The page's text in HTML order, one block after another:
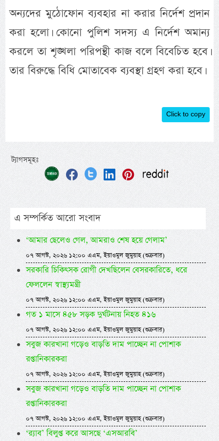
অন্যদের মুঠোফোন ব্যবহার না করার নির্দেশ প্রদান
করা হলো। কোনো পুলিশ সদস্য এ নির্দেশ অমান্য
করলে তা শৃঙ্খলা পরিপন্থী কাজ বলে বিবেচিত হবে।
তার বিরুদ্ধে বিধি মোতাবেক ব্যবস্থা গ্রহণ করা হবে।
Click to copy
ট্যাগসমূহঃ
এ সম্পর্কিত আরো সংবাদ
‘আমার ছেলেও গেল, আমরাও শেষ হয়ে গেলাম’
০৭ আগস্ট, ২০২৬ ১২:০০ এএম, ইয়াওমুল জুমুয়াহ (শুক্রবার)
সরকারি চিকিৎসক রোগী দেখছিলেন বেসরকারিতে, ধরে
ফেললেন স্বাস্থ্যমন্ত্রী
০৭ আগস্ট, ২০২৬ ১২:০০ এএম, ইয়াওমুল জুমুয়াহ (শুক্রবার)
গত ১ মাসে ৪৫৮ সড়ক দুর্ঘটনায় নিহত ৪১৬
০৭ আগস্ট, ২০২৬ ১২:০০ এএম, ইয়াওমুল জুমুয়াহ (শুক্রবার)
সবুজ কারখানা গড়েও বাড়তি দাম পাচ্ছেন না পোশাক
রপ্তানিকারকরা
০৭ আগস্ট, ২০২৬ ১২:০০ এএম, ইয়াওমুল জুমুয়াহ (শুক্রবার)
সবুজ কারখানা গড়েও বাড়তি দাম পাচ্ছেন না পোশাক
রপ্তানিকারকরা
০৭ আগস্ট, ২০২৬ ১২:০০ এএম, ইয়াওমুল জুমুয়াহ (শুক্রবার)
‘র‍্যাব’ বিলুপ্ত করে আসছে ‘এসআরবি’